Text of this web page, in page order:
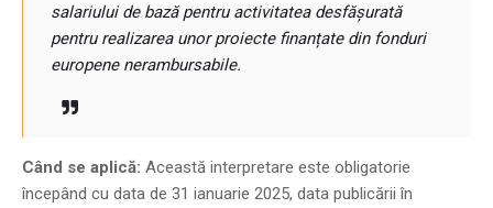
salariului de bază pentru activitatea desfășurată
pentru realizarea unor proiecte finanțate din fonduri
europene nerambursabile.
Când se aplică: Această interpretare este obligatorie
începând cu data de 31 ianuarie 2025, data publicării în